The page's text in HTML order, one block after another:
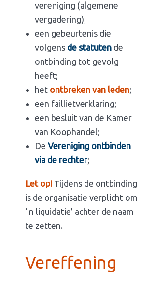
vereniging (algemene
vergadering);
een gebeurtenis die
volgens de statuten de
ontbinding tot gevolg
heeft;
het ontbreken van leden;
een faillietverklaring;
een besluit van de Kamer
van Koophandel;
De Vereniging ontbinden
via de rechter;
Let op! Tijdens de ontbinding
is de organisatie verplicht om
‘in liquidatie’ achter de naam
te zetten.
Vereffening